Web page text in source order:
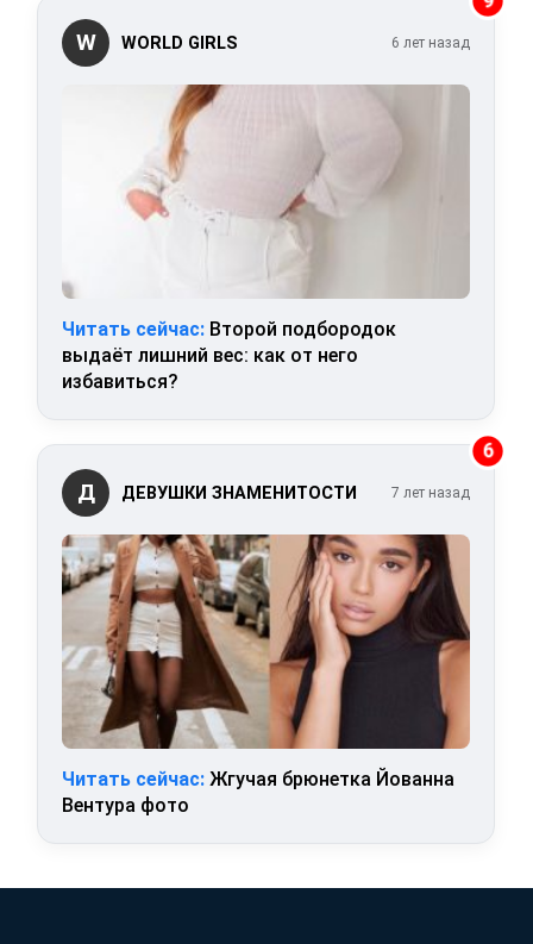
W WORLD GIRLS 6 лет назад
Читать сейчас: Второй подбородок
выдаёт лишний вес: как от него
избавиться?
6
Д ДЕВУШКИ ЗНАМЕНИТОСТИ 7 лет назад
Читать сейчас: Жгучая брюнетка Йованна
Вентура фото